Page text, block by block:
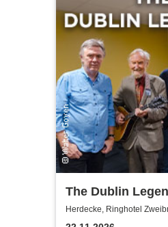
The Dublin
Last Time
Herdecke, Ringhotel